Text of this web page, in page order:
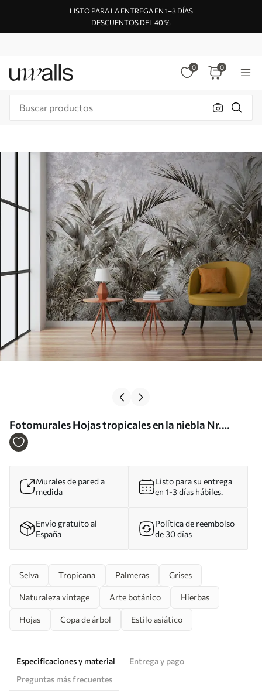
LISTO PARA LA ENTREGA EN 1–3 DÍAS
DESCUENTOS DEL 40 %
0 0
Fotomurales Hojas tropicales en la niebla Nr.
u96072
Murales de pared a
medida
Listo para su entrega
en 1-3 días hábiles.
Envío gratuito al
España
Política de reembolso
de 30 días
Selva Tropicana Palmeras Grises
Naturaleza vintage Arte botánico Hierbas
Hojas Copa de árbol Estilo asiático
Especificaciones y material
Entrega y pago
Preguntas más frecuentes